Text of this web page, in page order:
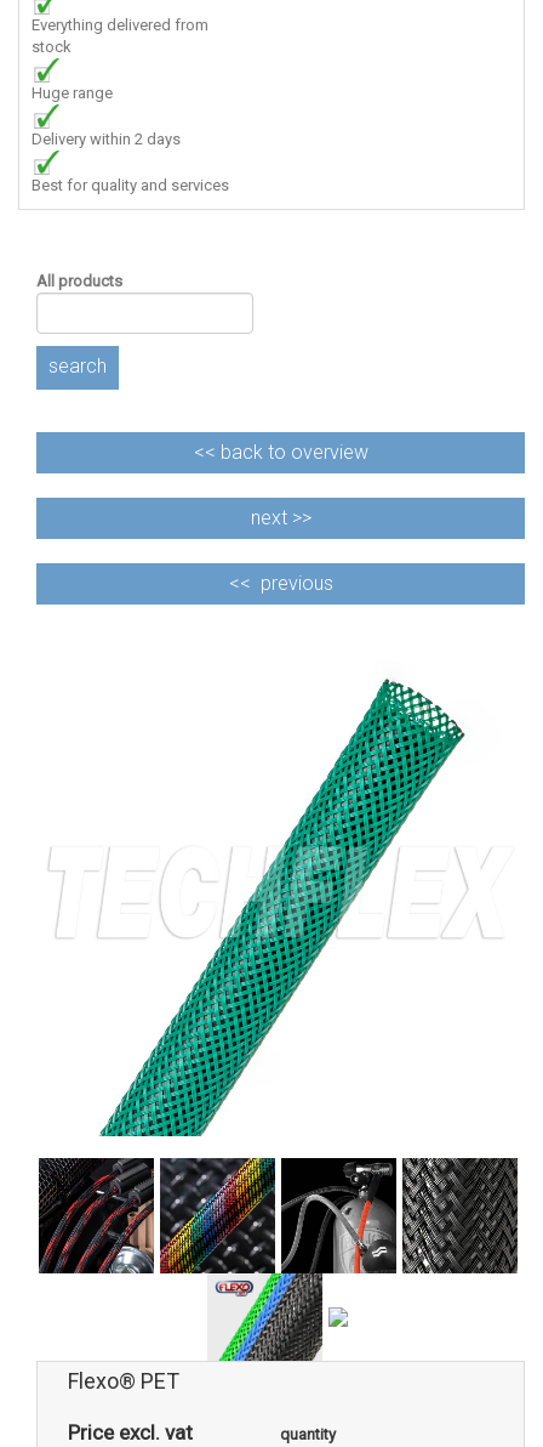
Everything delivered from
stock
Huge range
Delivery within 2 days
Best for quality and services
All products
search
<< back to overview
next >>
<< previous
Flexo® PET
Price excl. vat quantity